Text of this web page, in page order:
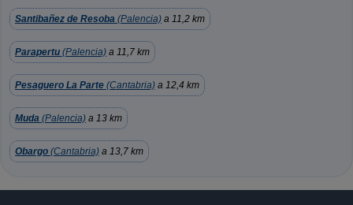
Santibañez de Resoba (Palencia) a 11,2 km
Parapertu (Palencia) a 11,7 km
Pesaguero La Parte (Cantabria) a 12,4 km
Muda (Palencia) a 13 km
Obargo (Cantabria) a 13,7 km